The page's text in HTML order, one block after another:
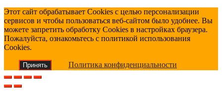
Этот сайт обрабатывает Cookies с целью персонализации
сервисов и чтобы пользоваться веб-сайтом было удобнее. Вы
можете запретить обработку Cookies в настройках браузера.
Пожалуйста, ознакомьтесь с политикой использования
Cookies.
Принять Политика конфиденциальности